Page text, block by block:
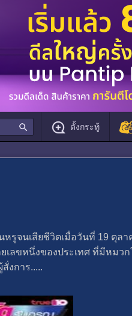
ตั้งกระทู้
รูจนเสียชีวิตเมื่อวันที่ 19 ตุล
ลขหนึ่งของประเทศ ที่มีหมว
งการ.....